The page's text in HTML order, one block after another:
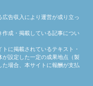
広告収入により運営が成り立っ
作成・掲載している記事につい
に掲載されているテキスト・
設定した一定の成果地点（製
場合、本サイトに報酬が支払